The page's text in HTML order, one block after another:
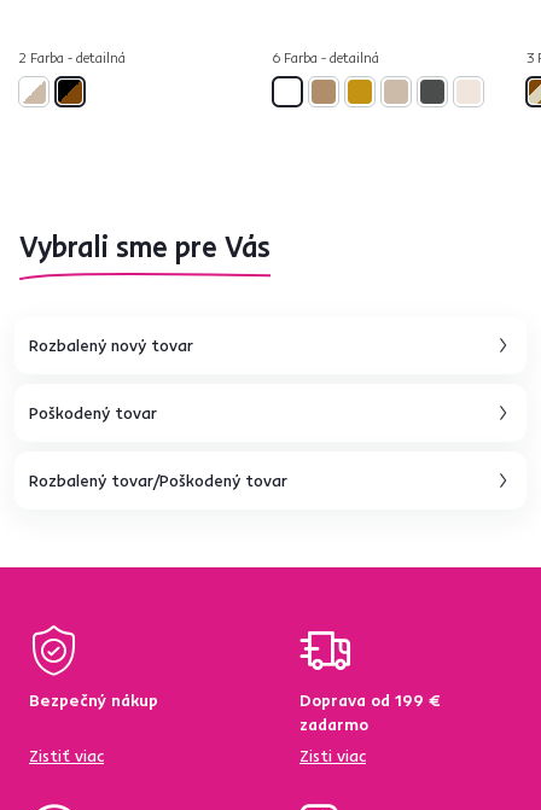
2 Farba - detailná 6 Farba - detailná 3
Vybrali sme pre Vás
Rozbalený nový tovar
Poškodený tovar
Rozbalený tovar/Poškodený tovar
Bezpečný nákup
Zistiť viac
Doprava od 199 €
zadarmo
Zisti viac